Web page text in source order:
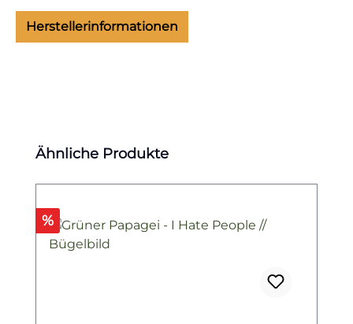
Herstellerinformationen
Produktgalerie überspringen
Ähnliche Produkte
Rabatt
%